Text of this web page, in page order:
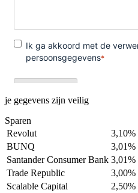
je gegevens zijn veilig
Sparen
Revolut
3,10%
BUNQ
3,01%
Santander Consumer Bank 3,01%
Trade Republic
3,00%
Scalable Capital
2,50%